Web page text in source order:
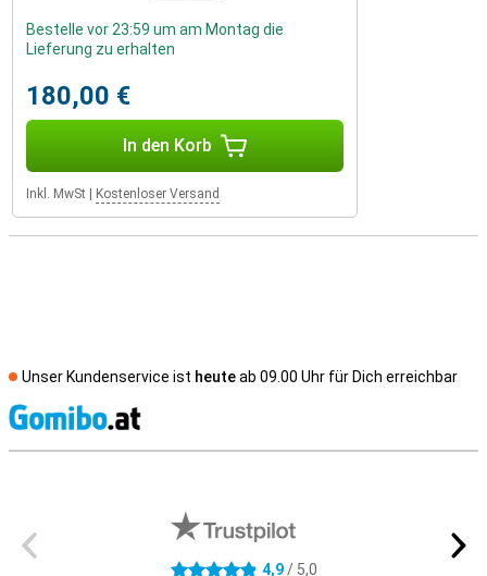
Bestelle vor 23:59 um am Montag die
Lieferung zu erhalten
180,00 €
In den Korb
Inkl. MwSt Kostenloser Versand
Unser Kundenservice ist heuteab 09.00 Uhr für Dich erreichbar
4.9 Sterne 4,9/ 5,0